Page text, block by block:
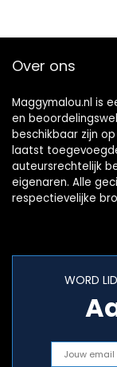
Over ons
Maggymalou.nl is
en
beschikbaar zijn
laatst
auteursrechtelijk
eigenaren. Alle
respectievelijke
WORD